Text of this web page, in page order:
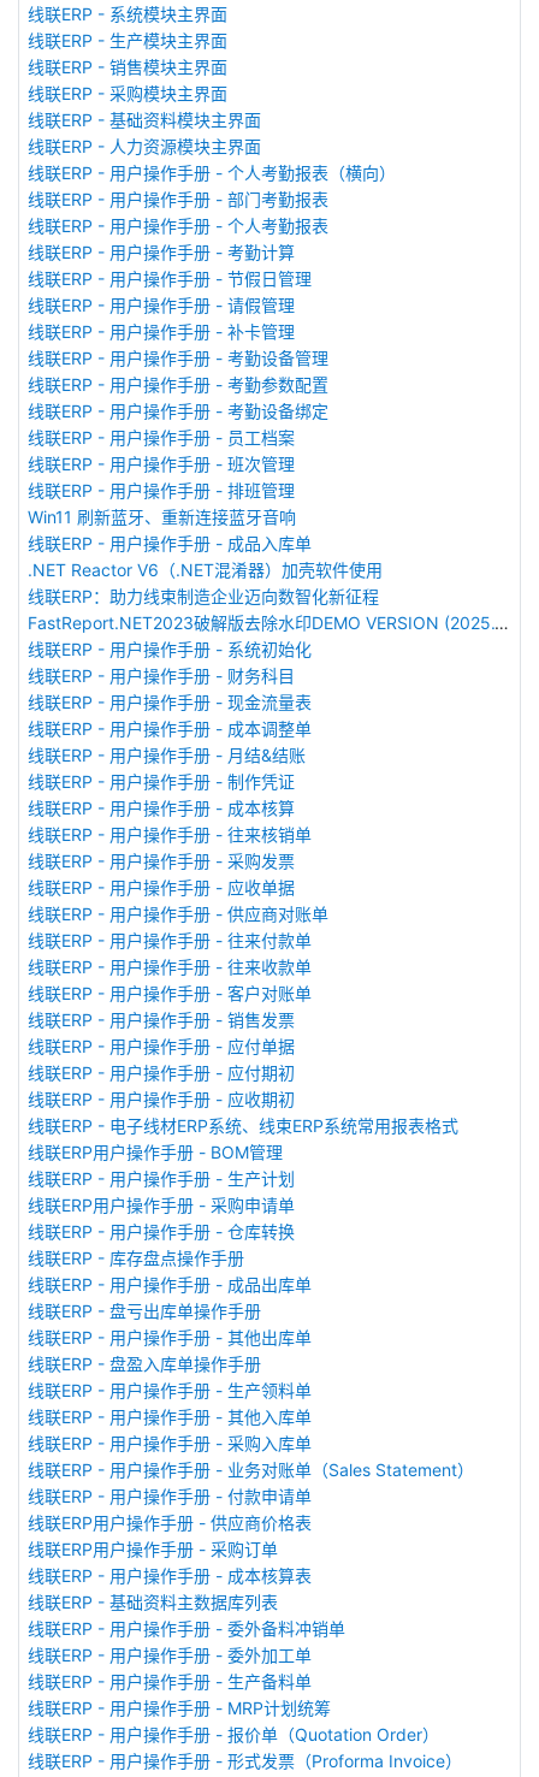
线联ERP - 系统模块主界面
线联ERP - 生产模块主界面
线联ERP - 销售模块主界面
线联ERP - 采购模块主界面
线联ERP - 基础资料模块主界面
线联ERP - 人力资源模块主界面
线联ERP - 用户操作手册 - 个人考勤报表（横向）
线联ERP - 用户操作手册 - 部门考勤报表
线联ERP - 用户操作手册 - 个人考勤报表
线联ERP - 用户操作手册 - 考勤计算
线联ERP - 用户操作手册 - 节假日管理
线联ERP - 用户操作手册 - 请假管理
线联ERP - 用户操作手册 - 补卡管理
线联ERP - 用户操作手册 - 考勤设备管理
线联ERP - 用户操作手册 - 考勤参数配置
线联ERP - 用户操作手册 - 考勤设备绑定
线联ERP - 用户操作手册 - 员工档案
线联ERP - 用户操作手册 - 班次管理
线联ERP - 用户操作手册 - 排班管理
Win11 刷新蓝牙、重新连接蓝牙音响
线联ERP - 用户操作手册 - 成品入库单
.NET Reactor V6（.NET混淆器）加壳软件使用
线联ERP：助力线束制造企业迈向数智化新征程
FastReport.NET2023破解版去除水印DEMO VERSION (2025.1.14/2023.2.18版本)
线联ERP - 用户操作手册 - 系统初始化
线联ERP - 用户操作手册 - 财务科目
线联ERP - 用户操作手册 - 现金流量表
线联ERP - 用户操作手册 - 成本调整单
线联ERP - 用户操作手册 - 月结&结账
线联ERP - 用户操作手册 - 制作凭证
线联ERP - 用户操作手册 - 成本核算
线联ERP - 用户操作手册 - 往来核销单
线联ERP - 用户操作手册 - 采购发票
线联ERP - 用户操作手册 - 应收单据
线联ERP - 用户操作手册 - 供应商对账单
线联ERP - 用户操作手册 - 往来付款单
线联ERP - 用户操作手册 - 往来收款单
线联ERP - 用户操作手册 - 客户对账单
线联ERP - 用户操作手册 - 销售发票
线联ERP - 用户操作手册 - 应付单据
线联ERP - 用户操作手册 - 应付期初
线联ERP - 用户操作手册 - 应收期初
线联ERP - 电子线材ERP系统、线束ERP系统常用报表格式
线联ERP用户操作手册 - BOM管理
线联ERP - 用户操作手册 - 生产计划
线联ERP用户操作手册 - 采购申请单
线联ERP - 用户操作手册 - 仓库转换
线联ERP - 库存盘点操作手册
线联ERP - 用户操作手册 - 成品出库单
线联ERP - 盘亏出库单操作手册
线联ERP - 用户操作手册 - 其他出库单
线联ERP - 盘盈入库单操作手册
线联ERP - 用户操作手册 - 生产领料单
线联ERP - 用户操作手册 - 其他入库单
线联ERP - 用户操作手册 - 采购入库单
线联ERP - 用户操作手册 - 业务对账单（Sales Statement）
线联ERP - 用户操作手册 - 付款申请单
线联ERP用户操作手册 - 供应商价格表
线联ERP用户操作手册 - 采购订单
线联ERP - 用户操作手册 - 成本核算表
线联ERP - 基础资料主数据库列表
线联ERP - 用户操作手册 - 委外备料冲销单
线联ERP - 用户操作手册 - 委外加工单
线联ERP - 用户操作手册 - 生产备料单
线联ERP - 用户操作手册 - MRP计划统筹
线联ERP - 用户操作手册 - 报价单（Quotation Order）
线联ERP - 用户操作手册 - 形式发票（Proforma Invoice）